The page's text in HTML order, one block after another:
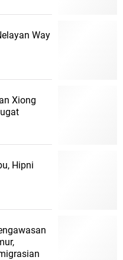
Way
Xiong
Hipni